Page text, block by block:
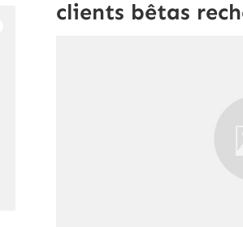
clients bêtas